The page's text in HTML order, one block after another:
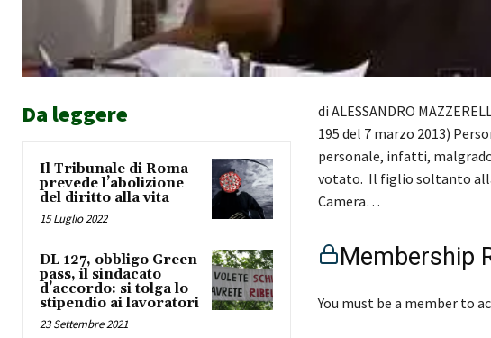
Da leggere
Il Tribunale di Roma
prevede l’abolizione
del diritto alla vita
15 Luglio 2022
DL 127, obbligo Green
pass, il sindacato
d’accordo: si tolga lo
stipendio ai lavoratori
23 Settembre 2021
di ALESSANDRO
195 del 7 marzo 2013)
personale, infatti,
votato. Il figlio soltanto
Camera…
Membership
You must be a member to